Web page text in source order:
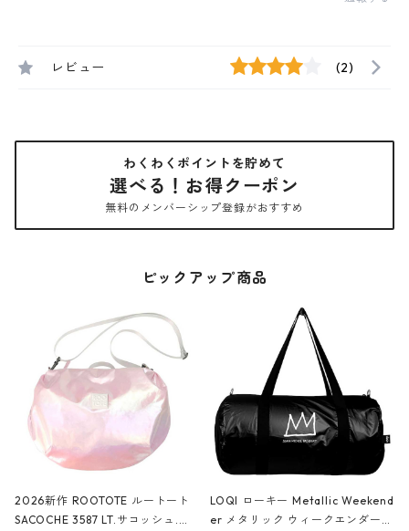
レビュー (2)
わくわくポイントを貯めて
選べる！お得クーポン
無料のメンバーシップ登録がおすすめ
ピックアップ商品
2026新作 ROOTOTE ルートート
SACOCHE 3587 LT.サコッシュ.ル
LOQI ローキー Metallic Weekend
er メタリック ウィークエンダー